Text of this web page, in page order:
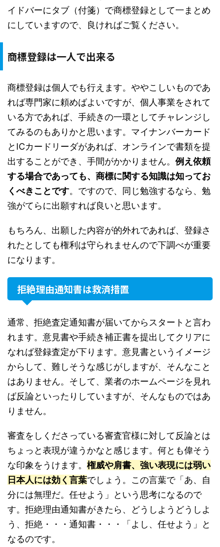
イドバーにタブ（付箋）で商標登録として一まとめ
にしていますので、良ければご覧ください。
商標登録は一人で出来る
商標登録は個人でも行えます。ややこしいものであ
れば専門家に頼めばよいですが、個人事業をされて
いる方であれば、手続きの一環としてチャレンジし
てみるのもありかと思います。マイナンバーカード
とICカードリーダがあれば、オンラインで書類を提
出することができ、手間がかかりません。 例え依頼
する場合であっても、商標に関する知識は知ってお
くべきことです。ですので、同じ勉強するなら、勉
強がてらに出願すれば良いと思います。
もちろん、出願した内容が的外れであれば、登録さ
れたとしても権利は守られませんので下調べが重要
になります。
拒絶理由通知書は救済措置
通常、拒絶査定通知書が届いてからスタートと言わ
れます。意見書や手続き補正書を提出してクリアに
なれば登録査定が下ります。意見書というイメージ
からして、難しそうな感じがしますが、そんなこと
はありません。そして、業者のホームページを見れ
ば反論といったりしていますが、そんなものではあ
りません。
審査をしくださっている審査官様に対して反論とは
ちょっと表現が違うかなと感じます。何とも偉そう
な印象をうけます。 権威や肩書、強い表現には弱い
日本人には効く言葉でしょう。この言葉で「あ、自
分には無理だ。任せよう」という思考になるので
す。拒絶理由通知書がきたら、どうしようどうしよ
う、拒絶・・・通知書・・・「よし、任せよう」と
なるのです。